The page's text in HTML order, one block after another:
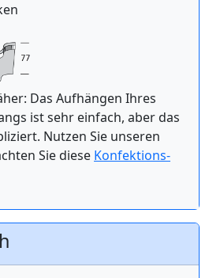
Das Aufhängen Ihres
ist sehr einfach, aber das
Nutzen Sie unseren
Sie diese Konfektions-